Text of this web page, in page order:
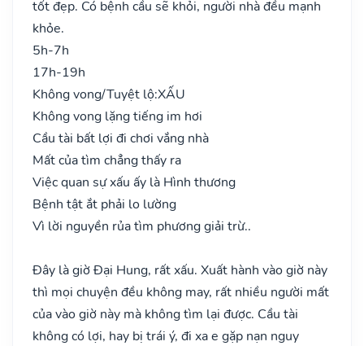
tốt đẹp. Có bệnh cầu sẽ khỏi, người nhà đều mạnh
khỏe.
5h-7h
17h-19h
Không vong/Tuyệt lộ:XẤU
Không vong lặng tiếng im hơi
Cầu tài bất lợi đi chơi vắng nhà
Mất của tìm chẳng thấy ra
Việc quan sự xấu ấy là Hình thương
Bệnh tật ắt phải lo lường
Vì lời nguyền rủa tìm phương giải trừ..
Đây là giờ Đại Hung, rất xấu. Xuất hành vào giờ này
thì mọi chuyện đều không may, rất nhiều người mất
của vào giờ này mà không tìm lại được. Cầu tài
không có lợi, hay bị trái ý, đi xa e gặp nạn nguy